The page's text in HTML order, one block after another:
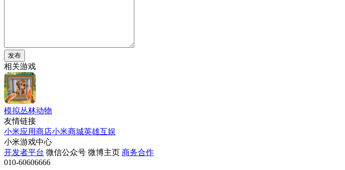
发布
相关游戏
模拟丛林动物
友情链接
小米应用商店小米商城英雄互娱
小米游戏中心
开发者平台 微信公众号 微博主页 商务合作
010-60606666